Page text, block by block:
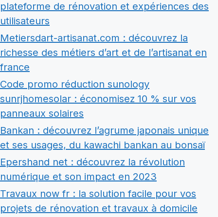
plateforme de rénovation et expériences des
utilisateurs
Metiersdart-artisanat.com : découvrez la
richesse des métiers d’art et de l’artisanat en
france
Code promo réduction sunology
sunrjhomesolar : économisez 10 % sur vos
panneaux solaires
Bankan : découvrez l’agrume japonais unique
et ses usages, du kawachi bankan au bonsaï
Epershand net : découvrez la révolution
numérique et son impact en 2023
Travaux now fr : la solution facile pour vos
projets de rénovation et travaux à domicile